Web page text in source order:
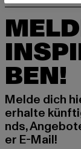
BEN!
Melde dich
erhalte
nds,
er E-Mail!